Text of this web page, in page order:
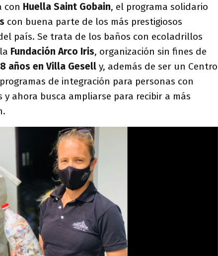
con Huella Saint Gobain, el programa solidario
con buena parte de los más prestigiosos
país. Se trata de los baños con ecoladrillos
Fundación Arco Iris, organización sin fines de
años en Villa Gesell y, además de ser un Centro
de integración para personas con
ahora busca ampliarse para recibir a más